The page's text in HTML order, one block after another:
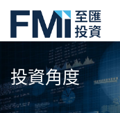
main
content
投資角度